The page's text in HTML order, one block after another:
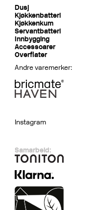
Dusj
Kjøkkenbatteri
Kjøkkenkum
Servantbatteri
Innbygging
Accessoarer
Overflater
Andre varemerker:
Samarbeid:
Instagram